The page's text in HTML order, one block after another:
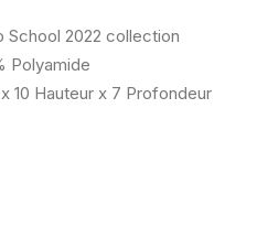
School 2022 collection
Polyamide
10 Hauteur x 7 Profondeur